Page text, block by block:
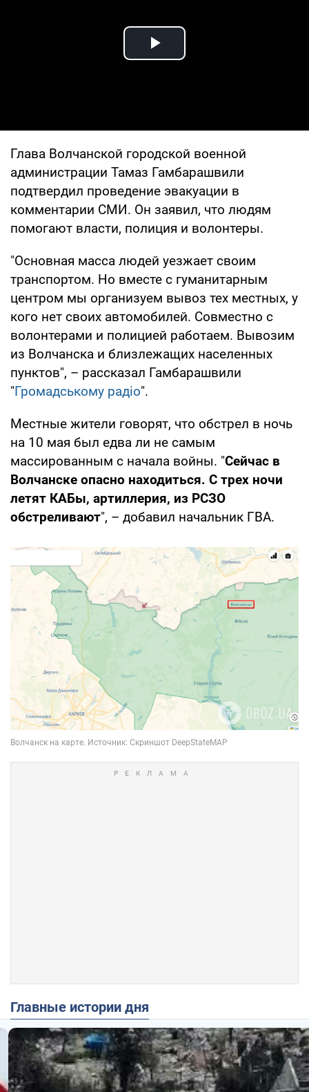
Play Video
Глава Волчанской городской военной
администрации Тамаз Гамбарашвили
подтвердил проведение эвакуации в
комментарии СМИ. Он заявил, что людям
помогают власти, полиция и волонтеры.
"Основная масса людей уезжает своим
транспортом. Но вместе с гуманитарным
центром мы организуем вывоз тех местных, у
кого нет своих автомобилей. Совместно с
волонтерами и полицией работаем. Вывозим
из Волчанска и близлежащих населенных
пунктов", – рассказал Гамбарашвили
"Громадському радіо".
Местные жители говорят, что обстрел в ночь
на 10 мая был едва ли не самым
массированным с начала войны. "Сейчас в
Волчанске опасно находиться. С трех ночи
летят КАБы, артиллерия, из РСЗО
обстреливают", – добавил начальник ГВА.
Главные истории дня